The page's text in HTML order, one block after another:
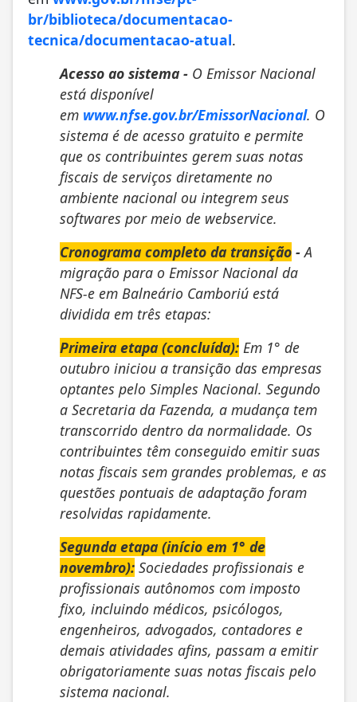
br/biblioteca/documentacao-
tecnica/documentacao-atual.
Acesso ao sistema - O Emissor Nacional
está disponível
em www.nfse.gov.br/EmissorNacional. O
sistema é de acesso gratuito e permite
que os contribuintes gerem suas notas
fiscais de serviços diretamente no
ambiente nacional ou integrem seus
softwares por meio de webservice.
Cronograma completo da transição -A
migração para o Emissor Nacional da
NFS-e em Balneário Camboriú está
dividida em três etapas:
Primeira etapa (concluída): Em 1° de
outubro iniciou a transição das empresas
optantes pelo Simples Nacional. Segundo
a Secretaria da Fazenda, a mudança tem
transcorrido dentro da normalidade. Os
contribuintes têm conseguido emitir suas
notas fiscais sem grandes problemas, e as
questões pontuais de adaptação foram
resolvidas rapidamente.
Segunda etapa (início em 1° de
novembro): Sociedades profissionais e
profissionais autônomos com imposto
fixo, incluindo médicos, psicólogos,
engenheiros, advogados, contadores e
demais atividades afins, passam a emitir
obrigatoriamente suas notas fiscais pelo
sistema nacional.